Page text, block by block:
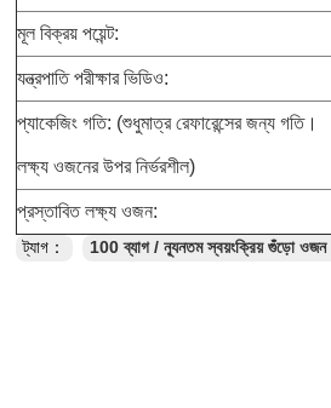
মূল বিক্রয় পয়েন্ট:
যন্ত্রপাতি পরীক্ষার ভিডিও:
প্যাকেজিং গতি: (শুধুমাত্র রেফারেন্সের জন্য গতি।
লক্ষ্য ওজনের উপর নির্ভরশীল)
প্রস্তাবিত লক্ষ্য ওজন:
ট্যাগ： 100 ব্যাগ / ন্যূনতম স্বয়ংক্রিয় গুঁড়ো ওজন